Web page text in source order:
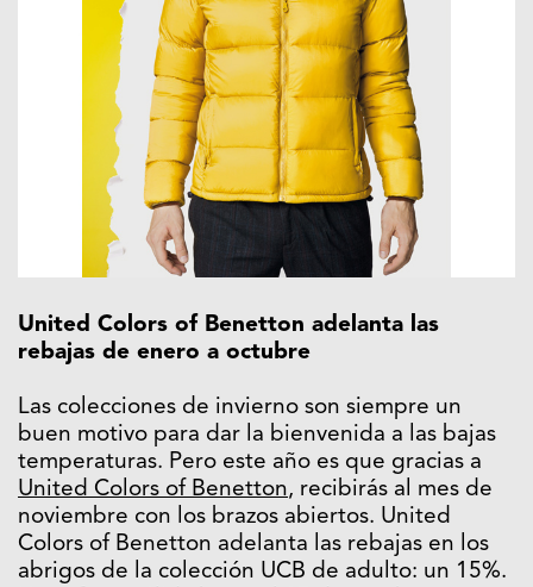
United Colors of Benetton adelanta las
rebajas de enero a octubre
Las colecciones de invierno son siempre un
buen motivo para dar la bienvenida a las bajas
temperaturas. Pero este año es que gracias a
United Colors of Benetton, recibirás al mes de
noviembre con los brazos abiertos. United
Colors of Benetton adelanta las rebajas en los
abrigos de la colección UCB de adulto: un 15%.